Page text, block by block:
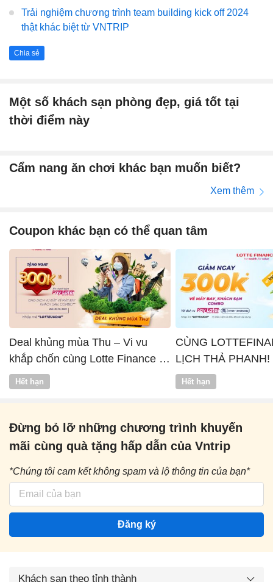
Trải nghiệm chương trình team building kick off 2024
thật khác biệt từ VNTRIP
Chia sẻ
Một số khách sạn phòng đẹp, giá tốt tại
thời điểm này
Cẩm nang ăn chơi khác bạn muốn biết?
Xem thêm
Coupon khác bạn có thể quan tâm
Deal khủng mùa Thu – Vi vu
khắp chốn cùng Lotte Finance x
Vntrip
Hết hạn
CÙNG
LỊCH THẢ PHANH!
Hết hạn
Đừng bỏ lỡ những chương trình khuyến
mãi cùng quà tặng hấp dẫn của Vntrip
*Chúng tôi cam kết không spam và lộ thông tin của bạn*
Đăng ký
Khách sạn theo tỉnh thành